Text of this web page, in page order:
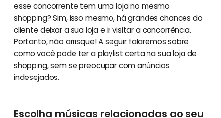
esse concorrente tem uma loja no mesmo
shopping? Sim, isso mesmo, há grandes chances do
cliente deixar a sua loja e ir visitar a concorrência.
Portanto, não arrisque! A seguir falaremos sobre
como você pode ter a playlist certana sua loja de
shopping, sem se preocupar com anúncios
indesejados.
Escolha músicas relacionadas ao seu